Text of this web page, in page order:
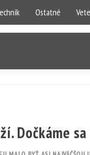
Ostatné
Dočkáme